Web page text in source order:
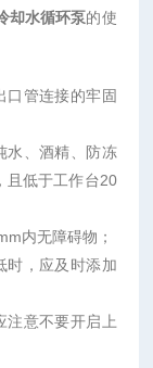
却水循环泵的使
口管连接的牢固
水、酒精、防冻
且低于工作台20
内无障碍物；
时，应及时添加
注意不要开启上